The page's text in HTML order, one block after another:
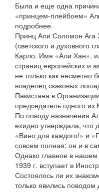
Была и еще одна
«принцем-плейбоем»
подробнее.
Принц Али Соломон Ага
(светского и
Карло. Имя «Али Хан»,
страниц европейских и
не только как несметно
владелец скаковых
Пакистана в
председатель одного
По поводу назначения
ехидно утверждала, что
«Вино для каждого!» и
совсем полная: он и в
Однако главное в нашем
1939 г. вступает в
Состоялось ли их
только явились